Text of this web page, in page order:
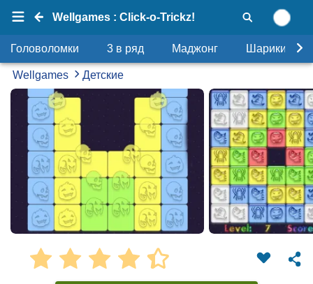
Wellgames : Click-o-Trickz!
Головоломки 3 в ряд Маджонг Шарики
Wellgames Детские